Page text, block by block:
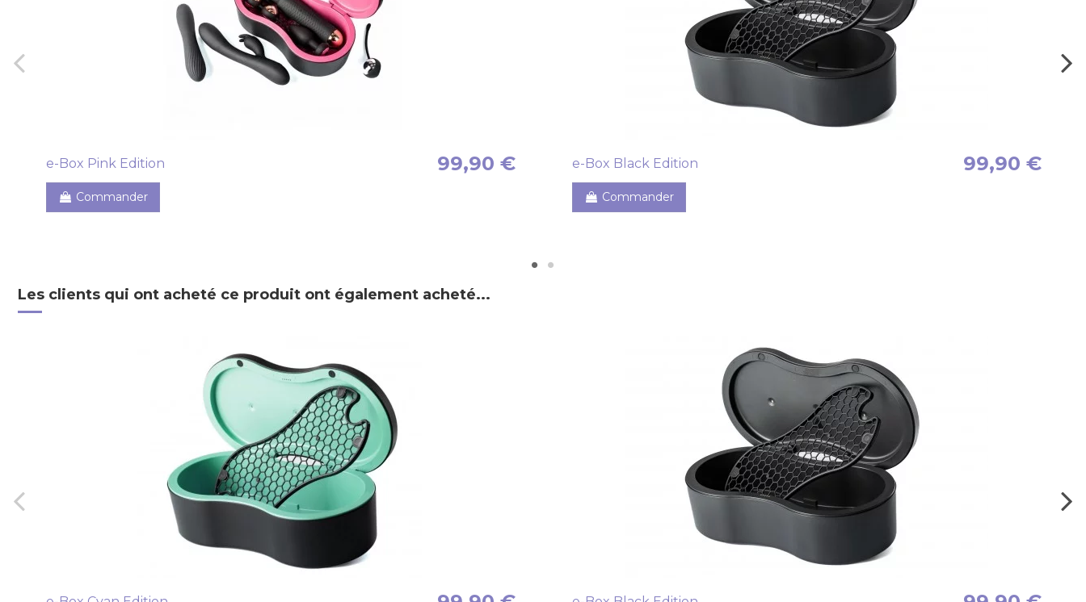
e-Box Pink Edition 99,90 €
Commander
e-Box Black Edition 99,90 €
Commander
Les clients qui ont acheté ce produit ont également acheté...